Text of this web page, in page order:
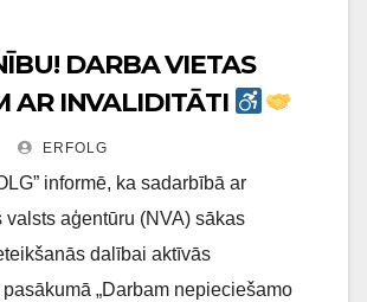
DARBA VIETAS
AR INVALIDITĀTI
ERFOLG
informē, ka sadarbībā ar
valsts aģentūru (NVA) sākas
dalībai aktīvās
„Darbam nepieciešamo